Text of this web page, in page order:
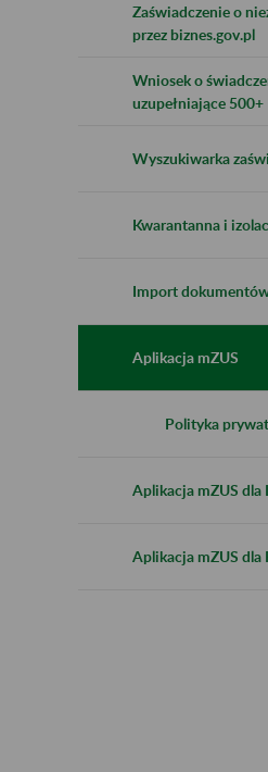
Zaświadczenie o
przez biznes.gov.pl
Wniosek o
uzupełniające 500+
Wyszukiwarka
Kwarantanna i
Import
Aplikacja mZUS
Polityka
Aplikacja mZUS dla
Aplikacja mZUS dla